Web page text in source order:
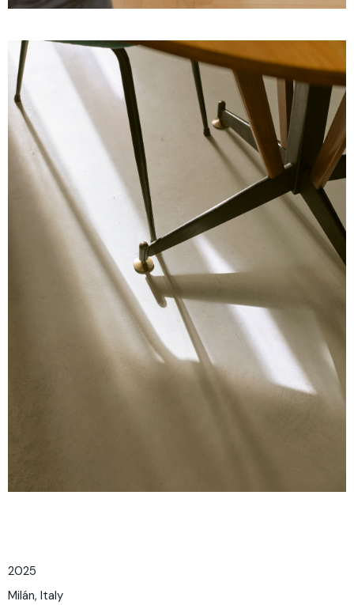
2025
Milán, Italy